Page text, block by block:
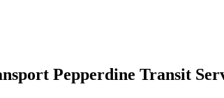
Pepperdine Transit